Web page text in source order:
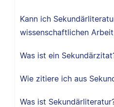
Kann ich
wissenschaftlichen
Was ist ein
Wie zitiere ich aus
Was ist